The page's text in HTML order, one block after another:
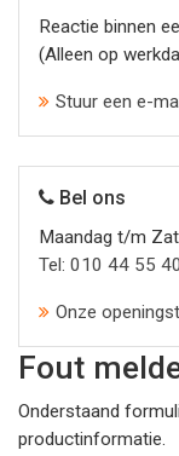
Reactie binnen
(Alleen op
Stuur een e-
Bel ons
Maandag t/m
Tel: 010 44 55
Onze
Fout
Onderstaand
productinformatie.